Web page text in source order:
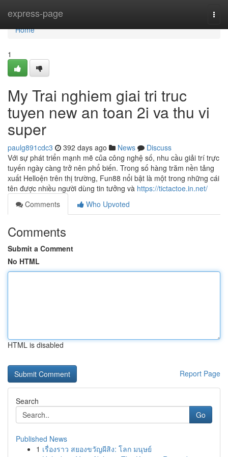
express-page
Home
Home
1
My Trai nghiem giai tri truc
tuyen new an toan 2i va thu vi
super
paulg891cdc3 392 days ago News
Discuss
Với sự phát triển mạnh mẽ của công nghệ số, nhu cầu giải trí trực
tuyến ngày càng trở nên phổ biến. Trong số hàng trăm nền tảng
xuất Helloện trên thị trường, Fun88 nổi bật là một trong những cái
tên được nhiều người dùng tin tưởng và https://tictactoe.in.net/
Comments
Who Upvoted
Comments
Submit a Comment
No HTML
HTML is disabled
Report Page
Search
Go
Published News
1 เรื่องราว สยองขวัญผีสิง: โลก มนุษย์